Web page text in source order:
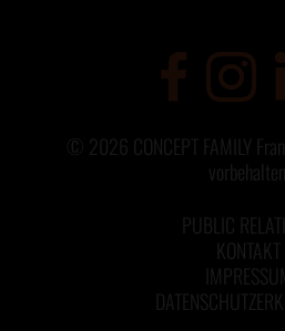
© 2026 CONCEPT FAMILY
vorbehalten.
PUBLIC
KONTAKT